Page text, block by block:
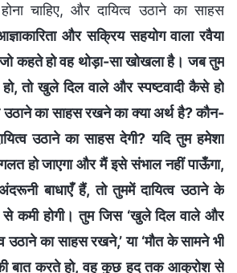
चाहिए, और दायित्व उठाने का साहस
और सक्रिय सहयोग वाला रवैया
जो कहते हो वह थोड़ा-सा खोखला है। जब तुम
तो खुले दिल वाले और स्पष्टवादी कैसे हो
का साहस रखने का क्या अर्थ है? कौन-
उठाने का साहस देगी? यदि तुम हमेशा
हो जाएगा और मैं इसे संभाल नहीं पाऊँगा,
बाधाएँ हैं, तो तुममें दायित्व उठाने के
कमी होगी। तुम जिस ‘खुले दिल वाले और
उठाने का साहस रखने,’ या ‘मौत के सामने भी
बात करते हो, वह कुछ हद तक आक्रोश से